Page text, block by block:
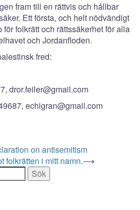
fram till en rättvis och hållbar
Ett första, och helt nödvändigt
för folkrätt och rättssäkerhet för alla
och Jordanfloden.
fred:
dror.feiler@gmail.com
echigran@gmail.com
on antisemitism
folkrätten i mitt namn.⟶